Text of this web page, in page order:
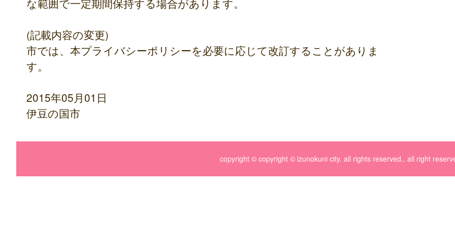
な範囲で一定期間保持する場合があります。
(記載内容の変更)
市では、本プライバシーポリシーを必要に応じて改訂することがありま
す。
2015年05月01日
伊豆の国市
copyright © copyright © izunokuni city. all rights reserved.. all right